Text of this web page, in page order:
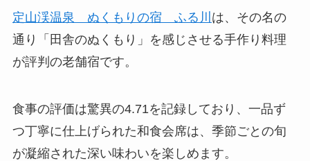
定山渓温泉 ぬくもりの宿 ふる川 は、その名の
通り「田舎のぬくもり」を感じさせる手作り料理
が評判の老舗宿です。
食事の評価は驚異の4.71を記録しており、一品ず
つ丁寧に仕上げられた和食会席は、季節ごとの旬
が凝縮された深い味わいを楽しめます。